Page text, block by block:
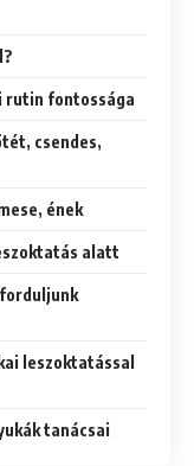
rutin fontossága
csendes,
ének
alatt
leszoktatással
tanácsai